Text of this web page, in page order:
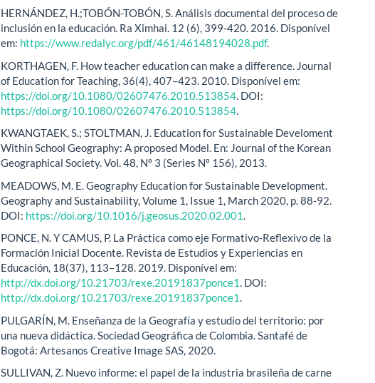
HERNÁNDEZ, H.;TOBÓN-TOBÓN, S. Análisis documental del proceso de
inclusión en la educación. Ra Ximhai. 12 (6), 399-420. 2016. Disponível
em: https://www.redalyc.org/pdf/461/46148194028.pdf.
KORTHAGEN, F. How teacher education can make a difference. Journal
of Education for Teaching, 36(4), 407–423. 2010. Disponível em:
https://doi.org/10.1080/02607476.2010.513854 . DOI:
https://doi.org/10.1080/02607476.2010.513854
KWANGTAEK, S.; STOLTMAN, J. Education for Sustainable Develoment
Within School Geography: A proposed Model. En: Journal of the Korean
Geographical Society. Vol. 48, Nº 3 (Series Nº 156), 2013.
MEADOWS, M. E. Geography Education for Sustainable Development.
Geography and Sustainability, Volume 1, Issue 1, March 2020, p. 88-92.
DOI: https://doi.org/10.1016/j.geosus.2020.02.001
PONCE, N. Y CAMUS, P. La Práctica como eje Formativo-Reflexivo de la
Formación Inicial Docente. Revista de Estudios y Experiencias en
Educación, 18(37), 113–128. 2019. Disponível em:
http://dx.doi.org/10.21703/rexe.20191837ponce1. DOI:
http://dx.doi.org/10.21703/rexe.20191837ponce1.
PULGARÍN, M. Enseñanza de la Geografía y estudio del territorio: por
una nueva didáctica. Sociedad Geográfica de Colombia. Santafé de
Bogotá: Artesanos Creative Image SAS, 2020.
SULLIVAN, Z. Nuevo informe: el papel de la industria brasileña de carne